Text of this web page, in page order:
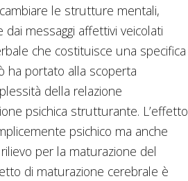
le strutture mentali,
messaggi affettivi veicolati
che costituisce una specifica
ha portato alla scoperta
della relazione
psichica strutturante. L’effetto
psichico ma anche
per la maturazione del
di maturazione cerebrale è